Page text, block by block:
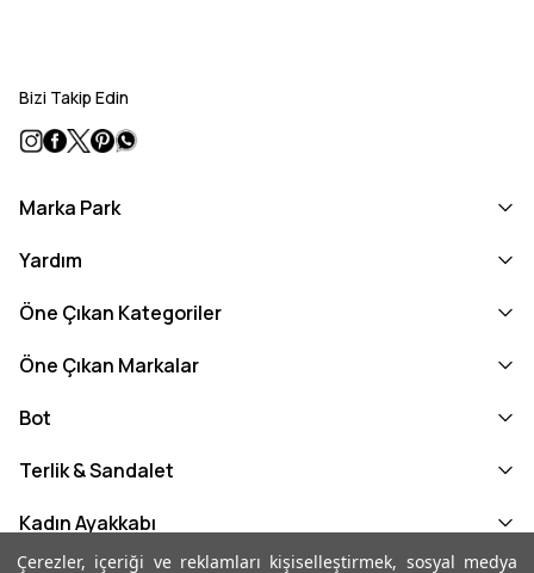
Çerezler, içeriği ve reklamları kişiselleştirmek, sosyal medya
Bizi Takip Edin
Marka Park
Yardım
Öne Çıkan Kategoriler
Öne Çıkan Markalar
Bot
Terlik & Sandalet
Kadın Ayakkabı